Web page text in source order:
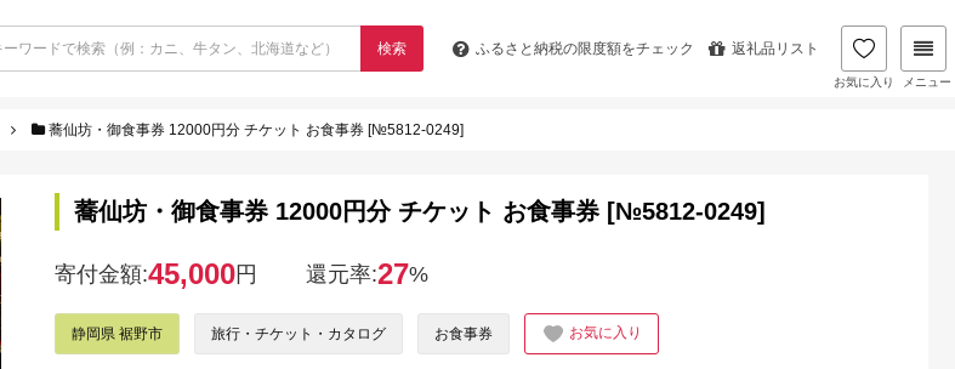
検索 ふるさと納税の限度額をチェック 返礼品リスト
お気に入り メニュー
蕎仙坊・御食事券 12000円分 チケット お食事券 [№5812-0249]
蕎仙坊・御食事券 12000円分 チケット お食事券 [№5812-0249]
寄付金額:45,000円 還元率:27%
静岡県 裾野市 旅行・チケット・カタログ お食事券 お気に入り